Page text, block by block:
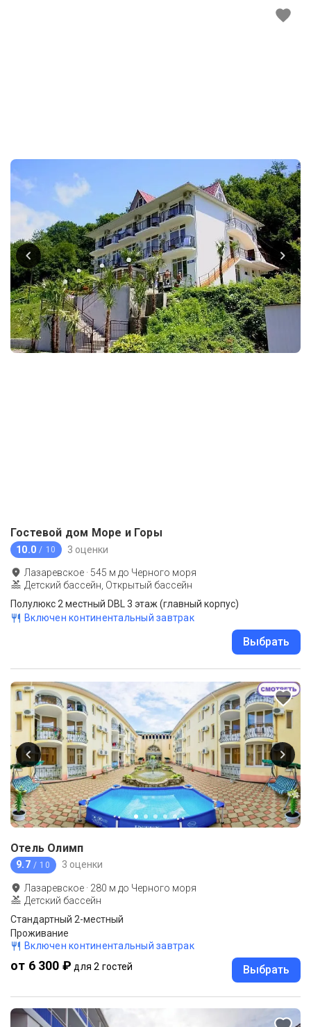
Гостевой дом Море и Горы
10.0 / 10 3 оценки
Лазаревское · 545 м до Черного моря
Детский бассейн, Открытый бассейн
Полулюкс 2 местный DBL 3 этаж (главный корпус)
Включен континентальный завтрак
Выбрать
Отель Олимп
9.7 / 10 3 оценки
Лазаревское · 280 м до Черного моря
Детский бассейн
Стандартный 2-местный
Проживание
Включен континентальный завтрак
от 6 300 ₽ для 2 гостей Выбрать